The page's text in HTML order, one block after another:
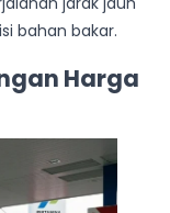
bahan bakar.
Harga